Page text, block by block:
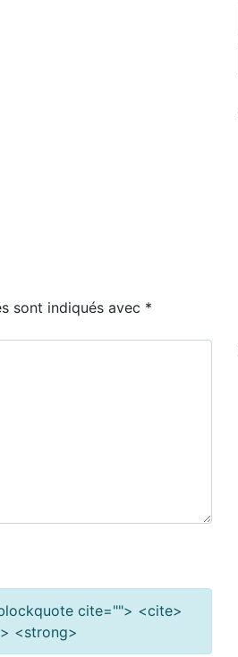
sont indiqués avec *
cite=""> <cite>
<strong>